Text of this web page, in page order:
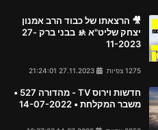
🎥 הרצאתו של כבוד הרב אמנון
יצחק שליט"א 🚸 בבני ברק 27-
11-2023
1275 צפיות
חדשות וירוס TV - מהדורה 527 •
משבר המקלחת • 14-07-2022